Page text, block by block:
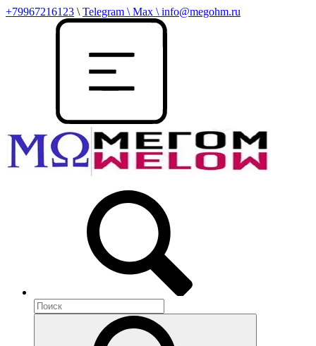
+79967216123 \ Telegram \ Max \ info@megohm.ru